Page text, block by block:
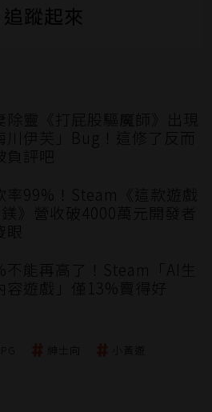
蹤起來
除靈《打屁股驅魔師》出現
川伊芙」Bug！這修了反而
負評吧
率99%！Steam《這款遊戲
鎂》營收破4000萬元開發者
眼
不能再高了！Steam「AI生
容遊戲」僅13%賣得好
紳士向
小黃遊